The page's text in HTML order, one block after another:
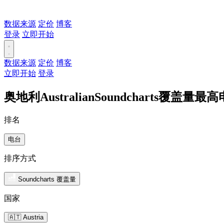
数据来源 定价 博客
登录 立即开始
数据来源 定价 博客
立即开始 登录
奥地利AustralianSoundcharts覆盖量最高
排名
电台
排序方式
Soundcharts 覆盖量
国家
🇦🇹 Austria